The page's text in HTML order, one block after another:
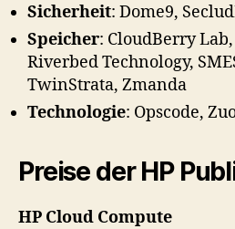
Sicherheit: Dome9,
Speicher: CloudBerry
Riverbed Technology,
TwinStrata, Zmanda
Technologie: Opscode,
Preise der HP
HP Cloud Compute